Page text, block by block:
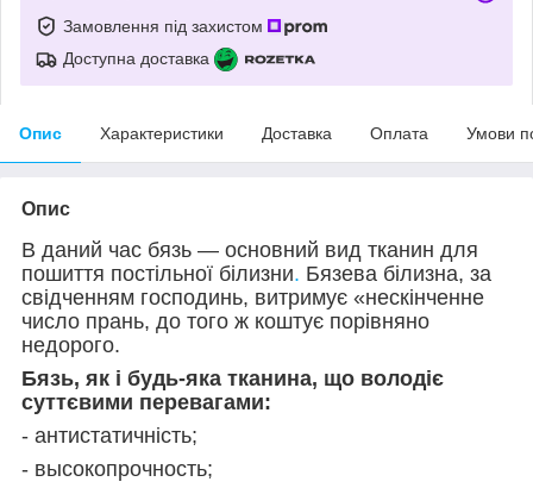
Замовлення під захистом
Доступна доставка
Опис Характеристики Доставка Оплата Умови
Опис
В даний час бязь — основний вид тканин для
пошиття постільної білизни. Бязева білизна, за
свідченням господинь, витримує «нескінченне
число прань, до того ж коштує порівняно
недорого.
Бязь, як і будь-яка тканина, що володіє
суттєвими перевагами:
- антистатичність;
- высокопрочность;